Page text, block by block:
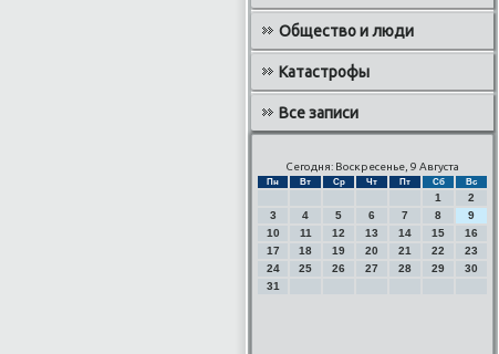
Общество и люди
Катастрофы
Все записи
Сегодня: Воскресенье, 9 Августа
Пн Вт Ср Чт Пт Сб Вс
1
2
3
4 5 6 7 8
9
10
11 12 13 14 15
16
17
18 19 20 21 22
23
24
25 26 27 28 29
30
31